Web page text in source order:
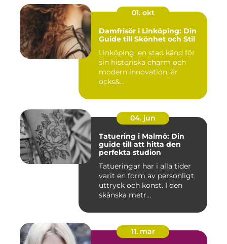
01. okt
Damfrisör i Linköping: Din
Guide till Skönhet och Stil
Linköping, en stad känd för
sin historiska charm och
modern innovation, är
ocks&...
04. jun
Tatuering i Malmö: Din
guide till att hitta den
perfekta studion
Tatueringar har i alla tider
varit en form av personligt
uttryck och konst. I den
skånska metr...
11. mar